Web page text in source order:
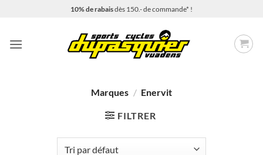
10% de rabaisdès 150.- de commande* !
Marques / Enervit
FILTRER